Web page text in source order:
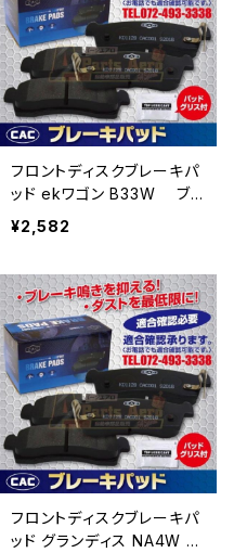
フロントディスクブレーキパ
ッド ekワゴン B33W ブ
レーキパッド左右 （ＣＡ
Ｃ）/専用グリス付 HN-62
¥2,582
フロントディスクブレーキパ
ッド グランディス NA4W 用